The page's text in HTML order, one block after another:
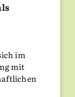
im
mit